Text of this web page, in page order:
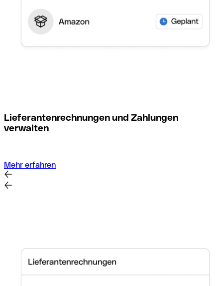
Lieferantenrechnungen und Zahlungen
verwalten
Mehr erfahren